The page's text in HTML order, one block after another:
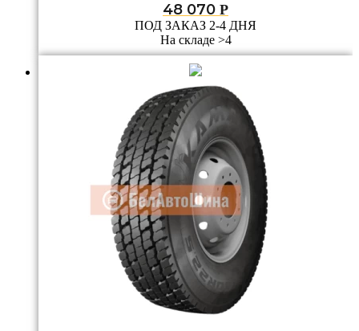
48 070 Р
ПОД ЗАКАЗ 2-4 ДНЯ
На складе >4